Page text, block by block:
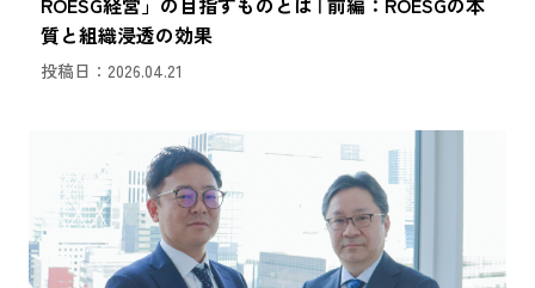
質と組織浸透の効果
投稿日：2026.04.21